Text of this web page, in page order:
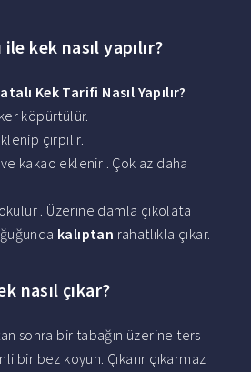
kek nasıl yapılır?
Kek Tarifi Nasıl Yapılır?
köpürtülür.
çırpılır.
kakao eklenir . Çok az daha
. Üzerine damla çikolata
kalıptan rahatlıkla çıkar.
nasıl çıkar?
sonra bir tabağın üzerine ters
bir bez koyun. Çıkarır çıkarmaz